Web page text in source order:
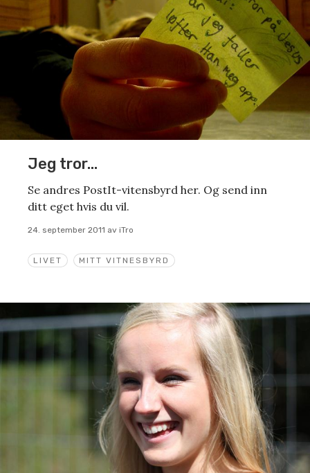
LIVET MITT VITNESBYRD
Jeg tror…
Se andres PostIt-vitensbyrd her. Og send inn
ditt eget hvis du vil.
24. september 2011 av iTro